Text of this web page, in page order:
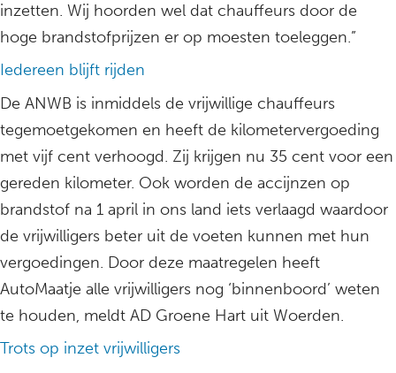
inzetten. Wij hoorden wel dat chauffeurs door de
hoge brandstofprijzen er op moesten toeleggen.”
Iedereen blijft rijden
De ANWB is inmiddels de vrijwillige chauffeurs
tegemoetgekomen en heeft de kilometervergoeding
met vijf cent verhoogd. Zij krijgen nu 35 cent voor een
gereden kilometer. Ook worden de accijnzen op
brandstof na 1 april in ons land iets verlaagd waardoor
de vrijwilligers beter uit de voeten kunnen met hun
vergoedingen. Door deze maatregelen heeft
AutoMaatje alle vrijwilligers nog ‘binnenboord’ weten
te houden, meldt AD Groene Hart uit Woerden.
Trots op inzet vrijwilligers